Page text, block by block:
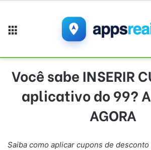
Você sabe INSERIR
aplicativo do 99?
AGORA
Saiba como aplicar cupons de desconto